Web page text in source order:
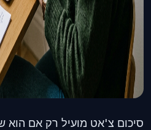
סיכום צ'אט מועיל רק אם הוא